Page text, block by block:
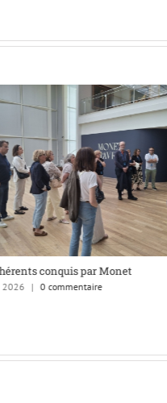
conquis par Monet
| 0 commentaire